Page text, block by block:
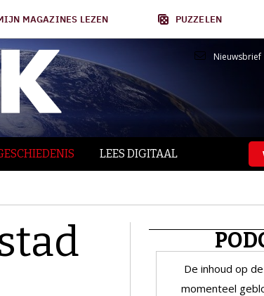
MAGAZINES LEZEN PUZZELEN
Nieuwsbrief
LEES DIGITAAL
De inhoud op
momenteel